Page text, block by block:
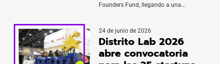
Founders Fund, llegando a una
inteligencia artificial aplicada al sector
legal en América Latina. Fundada en
2023 por Mateus Costa-Ribeiro, Michael
Mac-Vicar y Henrique Vaz, Enter
24 de junio de 2026
Distrito Lab 2026
abre convocatoria